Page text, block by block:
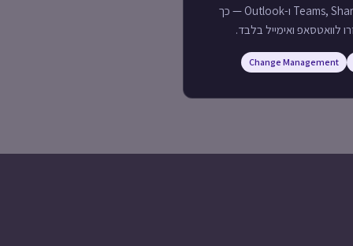
הדרכת עובדים לשימוש ב-Teams, SharePoint ו-Outlook — כך
לוואטסאפ ואימייל בלבד.
Change Management